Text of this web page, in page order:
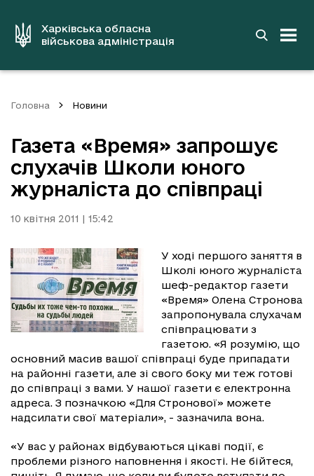
вмістуХарківська обласна
військова адміністрація
Головна Новини
Газета «Время» запрошує
слухачів Школи юного
журналіста до співпраці
10 квітня 2011 | 15:42
У ході першого заняття в
Школі юного журналіста
шеф-редактор газети
«Время» Олена Стронова
запропонувала слухачам
співпрацювати з
газетою. «Я розумію, що
основний масив вашої співпраці буде припадати
на районні газети, але зі свого боку ми теж готові
до співпраці з вами. У нашої газети є електронна
адреса. З позначкою «Для Стронової» можете
надсилати свої матеріали», - зазначила вона.
«У вас у районах відбуваються цікаві події, є
проблеми різного наповнення і якості. Не бійтеся,